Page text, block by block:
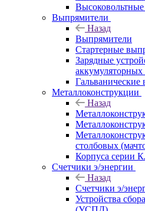
Высоковольтные
Выпрямители
Назад
Выпрямители
Стартерные
Зарядные
аккумуляторных
Гальванические
Металлоконструкции
Назад
столбовых
Корпуса
Счетчики э/энергии
Назад
Счетчики э/
Устройства